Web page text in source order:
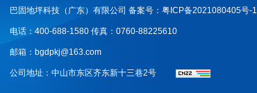
巴固地坪科技（广东）有限公司 备案号：粤ICP备2021080405号-1
电话：400-688-1580 传真：0760-88225610
邮箱：bgdpkj@163.com
公司地址：中山市东区齐东新十三巷2号